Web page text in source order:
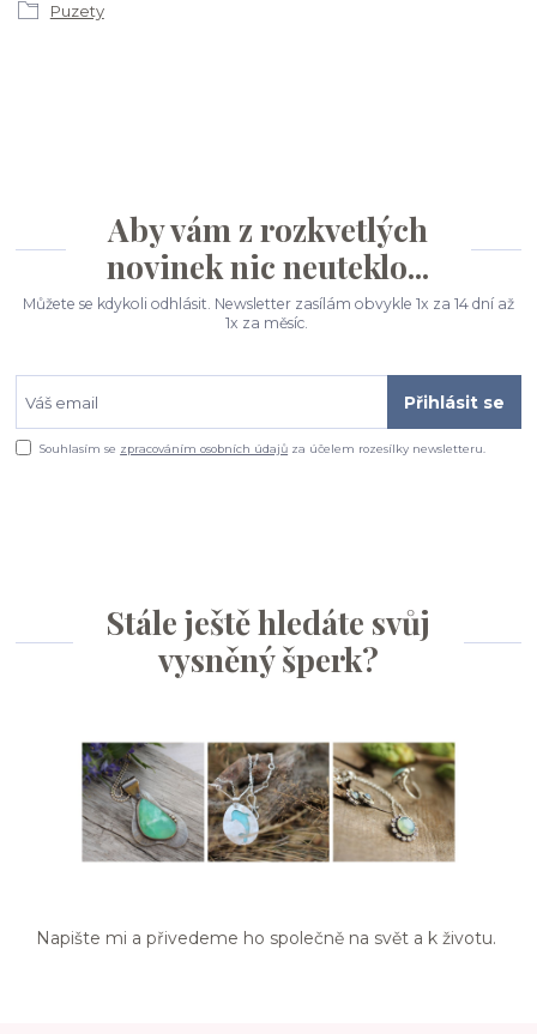
Puzety
Aby vám z rozkvetlých
novinek nic neuteklo...
Můžete se kdykoli odhlásit. Newsletter zasílám obvykle 1x za 14 dní až
1x za měsíc.
Přihlásit se
Souhlasím se zpracováním osobních údajů za účelem rozesílky newsletteru.
Stále ještě hledáte svůj
vysněný šperk?
Napište mi a přivedeme ho společně na svět a k životu.